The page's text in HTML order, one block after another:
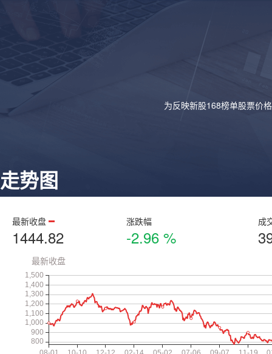
为反映新股168榜单股票价
走势图
最新收盘
1444.82
涨跌幅
-2.96 %
成